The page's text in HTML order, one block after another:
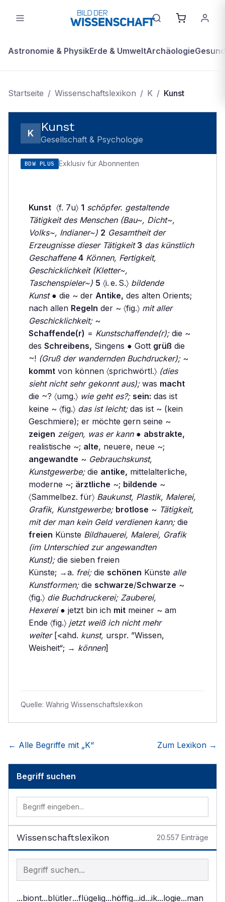
Astronomie & PhysikErde & UmweltArchäologie
Startseite / Wissenschaftslexikon / K / Kunst
K Kunst
Gesellschaft & Psychologie
BDW PLUS Exklusiv für Abonnenten
Kunst 〈f. 7u〉 1 schöpfer. gestaltende
Tätigkeit des Menschen (Bau~, Dicht~,
Volks~, Indianer~) 2 Gesamtheit der
Erzeugnisse dieser Tätigkeit 3 das künstlich
Geschaffene 4 Können, Fertigkeit,
Geschicklichkeit (Kletter~,
Taschenspieler~) 5 〈i. e. S.〉 bildende
Kunst● die ~ der Antike, des alten Orients;
nach allen Regeln der ~ 〈fig.〉 mit aller
Geschicklichkeit;~
Schaffende(r) = Kunstschaffende(r);die ~
des Schreibens, Singens ● Gott grüß die
~! (Gruß der wandernden Buchdrucker);~
kommt von können 〈sprichwörtl.〉 (dies
sieht nicht sehr gekonnt aus);was macht
die ~? 〈umg.〉 wie geht es?; sein: das ist
keine ~ 〈fig.〉 das ist leicht;das ist ~ (kein
Geschmiere); er möchte gern seine ~
zeigen zeigen, was er kann● abstrakte,
realistische ~; alte, neuere, neue ~;
angewandte ~ Gebrauchskunst,
Kunstgewerbe;die antike, mittelalterliche,
moderne ~; ärztliche ~; bildende ~
〈Sammelbez. für〉 Baukunst, Plastik, Malerei,
Grafik, Kunstgewerbe; brotlose ~ Tätigkeit,
mit der man kein Geld verdienen kann;die
freien Künste Bildhauerei, Malerei, Grafik
(im Unterschied zur angewandten
Kunst);die sieben freien
Künste; →a. frei;die schönen Künste alle
Kunstformen;die schwarze/Schwarze ~
〈fig.〉 die Buchdruckerei; Zauberei,
Hexerei● jetzt bin ich mit meiner ~ am
Ende 〈fig.〉 jetzt weiß ich nicht mehr
weiter[<ahd. kunst, urspr. ”Wissen,
Weisheit“; → können]
Quelle: Wahrig Wissenschaftslexikon
← Alle Begriffe mit „K“ Zum Lexikon →
Begriff suchen
Wissenschaftslexikon 20.557 Einträge
Begriff im Lexikon suchen
...biont...blütler...flügelig...höffig...id...ik...logie...man